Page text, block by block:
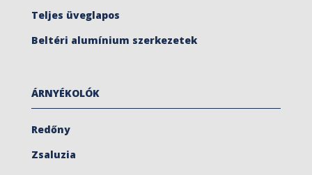
Teljes üveglapos
Beltéri alumínium szerkezetek
ÁRNYÉKOLÓK
Redőny
Zsaluzia